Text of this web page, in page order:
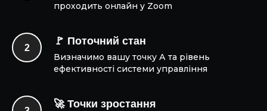
проходить онлайн у Zoom
🚩 Поточний стан
Визначимо вашу точку А та рівень
ефективності системи управління
🚀 Точки зростання